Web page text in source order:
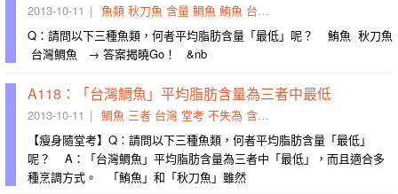
2013-10-11 魚類 秋刀魚 含量 鯛魚 鮪魚 台灣
Q：請問以下三種魚類，何者平均脂肪含量「最低」呢？ 鮪魚 秋刀魚
台灣鯛魚 → 答案揭曉Go！ &nb
A118：「台灣鯛魚」平均脂肪含量為三者中最低
2013-10-11 鯛魚 三者 台灣 堂考 不失為 含量
【瘦身隨堂考】Q：請問以下三種魚類，何者平均脂肪含量「最低」
呢？ A：「台灣鯛魚」平均脂肪含量為三者中「最低」，而且適合多
種烹調方式。 「鮪魚」和「秋刀魚」雖然